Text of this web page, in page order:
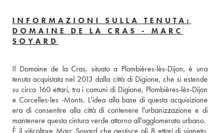
INFORMAZIONI SULLA TENUTA:
DOMAINE DE LA CRAS - MARC
SOYARD
Il Domaine de la Cras, situato a Plombières-lès-Dijon, è una
tenuta acquistata nel 2013 dalla città di Digione, che si estende
su circa 160 ettari, tra i comuni di Digione, Plombières-lès-Dijon
e Corcelles-les -Monts. L'idea alla base di questa acquisizione
era di consentire alla città di contenere l'urbanizzazione e di
mantenere questa cintura verde attorno all'agglomerato urbano.
È il viticoltore Marc Soyard che gestisce gli 8 ettari di vigneto,